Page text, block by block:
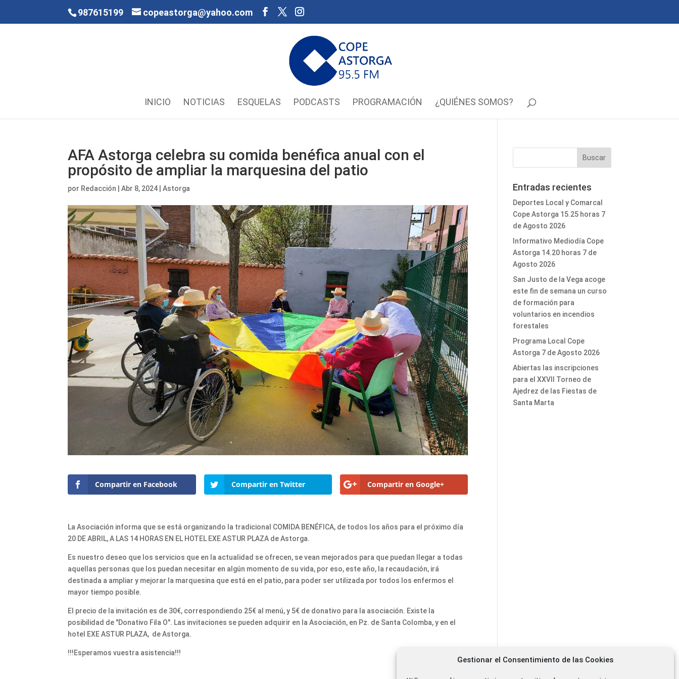
Gestionar el Consentimiento de las Cookies
987615199 copeastorga@yahoo.com
INICIO NOTICIAS ESQUELAS PODCASTS PROGRAMACIÓN ¿QUIÉNES SOMOS?
AFA Astorga celebra su comida benéfica anual con el
propósito de ampliar la marquesina del patio
por Redacción |Abr 8, 2024 |Astorga
Compartir en Facebook Compartir en Twitter Compartir en Google+
La Asociación informa que se está organizando la tradicional COMIDA BENÉFICA, de todos los años para el próximo día
20 DE ABRIL, A LAS 14 HORAS EN EL HOTEL EXE ASTUR PLAZA de Astorga.
Es nuestro deseo que los servicios que en la actualidad se ofrecen, se vean mejorados para que puedan llegar a todas
aquellas personas que los puedan necesitar en algún momento de su vida, por eso, este año, la recaudación, irá
destinada a ampliar y mejorar la marquesina que está en el patio, para poder ser utilizada por todos los enfermos el
mayor tiempo posible.
El precio de la invitación es de 30€, correspondiendo 25€ al menú, y 5€ de donativo para la asociación. Existe la
posibilidad de "Donativo Fila O". Las invitaciones se pueden adquirir en la Asociación, en Pz. de Santa Colomba, y en el
hotel EXE ASTUR PLAZA, de Astorga.
!!!Esperamos vuestra asistencia!!!
Entradas recientes
Deportes Local y Comarcal
Cope Astorga 15.25 horas 7
de Agosto 2026
Informativo Mediodía Cope
Astorga 14.20 horas 7 de
Agosto 2026
San Justo de la Vega acoge
este fin de semana un curso
de formación para
voluntarios en incendios
forestales
Programa Local Cope
Astorga 7 de Agosto 2026
Abiertas las inscripciones
para el XXVII Torneo de
Ajedrez de las Fiestas de
Santa Marta